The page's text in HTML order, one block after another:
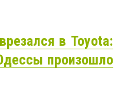
в Toyota:
произошло